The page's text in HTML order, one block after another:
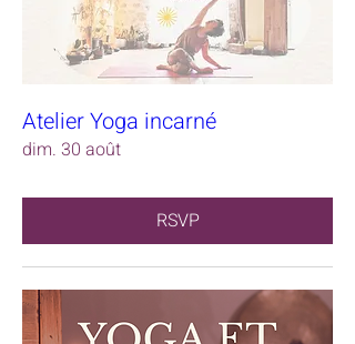
Atelier Yoga incarné
dim. 30 août
RSVP